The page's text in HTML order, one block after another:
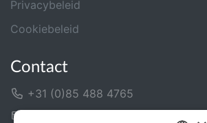
Privacybeleid
Cookiebeleid
Contact
+31 (0)85 488 4765